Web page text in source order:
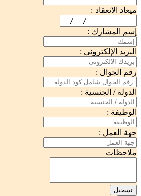
ميعاد الانعقاد :
إسم المشارك :
البريد الإلكترونى :
رقم الجوال :
الدولة / الجنسية :
الوظيفة :
جهة العمل :
ملاحظات
تسجيل